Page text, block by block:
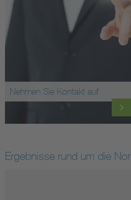
Nehmen Sie Kontakt auf
Ergebnisse rund um die